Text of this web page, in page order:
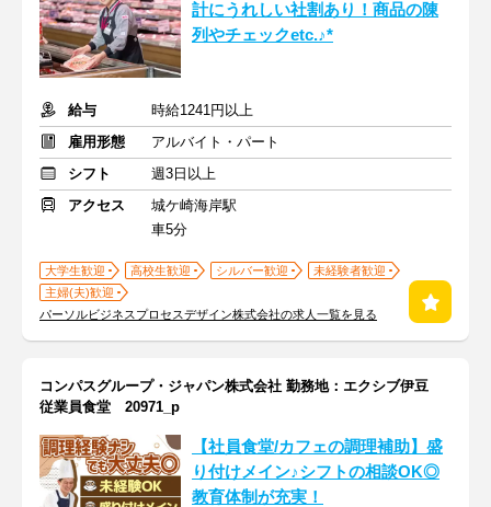
計にうれしい社割あり！商品の陳
列やチェックetc.♪*
給与
時給1241円以上
雇用形態
アルバイト・パート
シフト
週3日以上
アクセス
城ケ崎海岸駅
車5分
大学生歓迎 高校生歓迎 シルバー歓迎
未経験者歓迎
主婦(夫)歓迎
パーソルビジネスプロセスデザイン株式会社の求人一覧を見る
コンパスグループ・ジャパン株式会社 勤務地：エクシブ伊豆
従業員食堂 20971_p
【社員食堂/カフェの調理補助】盛
り付けメイン♪シフトの相談OK◎
教育体制が充実！